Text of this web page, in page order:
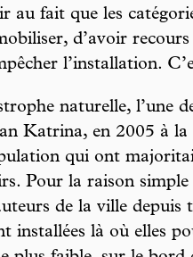
au fait que les
d’avoir
l’installation.
naturelle, l’une
Katrina, en 2005 à
qui ont
Pour la raison simple
de la ville depuis
installées là où elles